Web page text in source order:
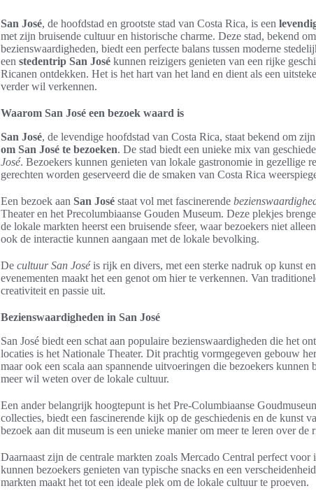
San José, de hoofdstad en grootste stad van Costa Rica, is een
met zijn bruisende cultuur en historische charme. Deze stad, bekend
bezienswaardigheden, biedt een perfecte balans tussen moderne
een stedentrip San José kunnen reizigers genieten van een rijke
Ricanen ontdekken. Het is het hart van het land en dient als een
verder wil verkennen.
Waarom San José een bezoek waard is
San José, de levendige hoofdstad van Costa Rica, staat bekend om
om San José te bezoeken. De stad biedt een unieke mix van
José. Bezoekers kunnen genieten van lokale gastronomie in gezellige
gerechten worden geserveerd die de smaken van Costa Rica
Een bezoek aan San José staat vol met fascinerende
Theater en het Precolumbiaanse Gouden Museum. Deze plekjes
de lokale markten heerst een bruisende sfeer, waar bezoekers niet
ook de interactie kunnen aangaan met de lokale bevolking.
De cultuur San Joséis rijk en divers, met een sterke nadruk op kunst
evenementen maakt het een genot om hier te verkennen. Van
creativiteit en passie uit.
Bezienswaardigheden in San José
San José biedt een schat aan populaire bezienswaardigheden die het
locaties is het Nationale Theater. Dit prachtig vormgegeven gebouw
maar ook een scala aan spannende uitvoeringen die bezoekers
meer wil weten over de lokale cultuur.
Een ander belangrijk hoogtepunt is het Pre-Columbiaanse
collecties, biedt een fascinerende kijk op de geschiedenis en de kunst
bezoek aan dit museum is een unieke manier om meer te leren over de
Daarnaast zijn de centrale markten zoals Mercado Central perfect
kunnen bezoekers genieten van typische snacks en een
markten maakt het tot een ideale plek om de lokale cultuur te proeven.